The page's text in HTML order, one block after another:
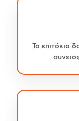
Τα επιτόκια